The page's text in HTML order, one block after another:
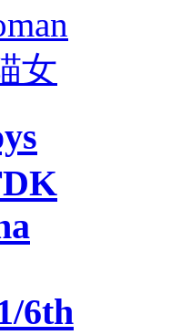
6th